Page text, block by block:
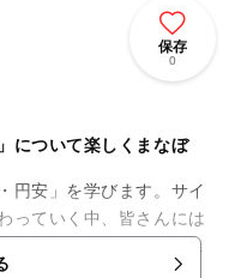
保存
0
について楽しくまなぼ
円安」を学びます。サイ
っていく中、皆さんには
ムを輸入する体験をして